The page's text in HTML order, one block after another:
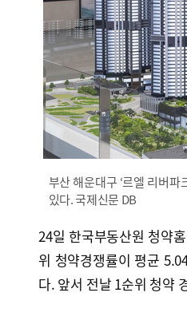
부산 해운대구 ‘르엘 리버
있다. 국제신문 DB
24일 한국부동산원 청약
위 청약경쟁률이 평균
다. 앞서 전날 1순위 청약